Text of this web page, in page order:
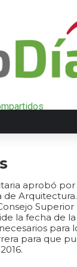
aprobó
de
la fecha de
para
para que